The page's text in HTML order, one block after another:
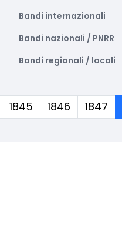
Bandi internazionali
Bandi nazionali / PNRR
Bandi regionali / locali
1845 1846 1847